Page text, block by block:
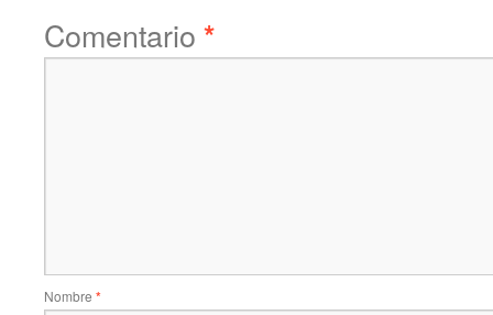
Comentario *
Nombre *